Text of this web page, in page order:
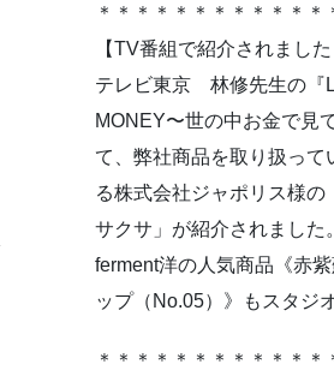
＊＊＊＊＊＊＊＊＊＊＊＊
【TV番組で紹介されました
テレビ東京 林修先生の『
MONEY〜世の中お金で見
て、弊社商品を取り扱って
る株式会社ジャポリス様の
サクサ」が紹介されました。
ferment洋の人気商品《赤
ップ（No.05）》もスタジ
＊＊＊＊＊＊＊＊＊＊＊＊